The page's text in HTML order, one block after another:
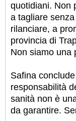
quotidiani. Non
a tagliare
rilanciare, a
provincia di
Non siamo una
Safina
responsabilità
sanità non è
da garantire.